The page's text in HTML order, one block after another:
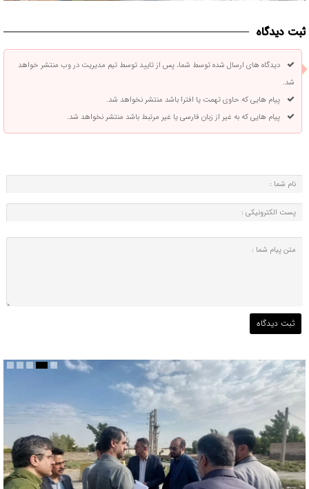
ثبت دیدگاه
دیدگاه های ارسال شده توسط شما، پس از تایید توسط تیم مدیریت در وب منتشر خواهد
شد.
پیام هایی که حاوی تهمت یا افترا باشد منتشر نخواهد شد.
پیام هایی که به غیر از زبان فارسی یا غیر مرتبط باشد منتشر نخواهد شد.